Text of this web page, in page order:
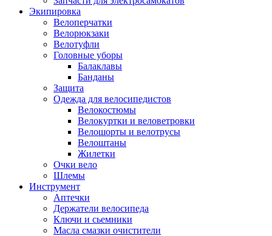
Экипировка
Велоперчатки
Велорюкзаки
Велотуфли
Головные уборы
Балаклавы
Банданы
Защита
Одежда для велосипедистов
Велокостюмы
Велокуртки и веловетровки
Велошорты и велотрусы
Велоштаны
Жилетки
Очки вело
Шлемы
Инструмент
Аптечки
Держатели велосипеда
Ключи и сьемники
Масла смазки очистители